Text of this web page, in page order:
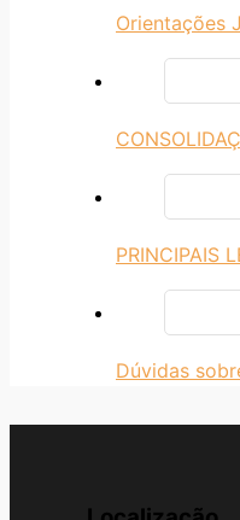
Orientações
PRINCIPAIS
Dúvidas